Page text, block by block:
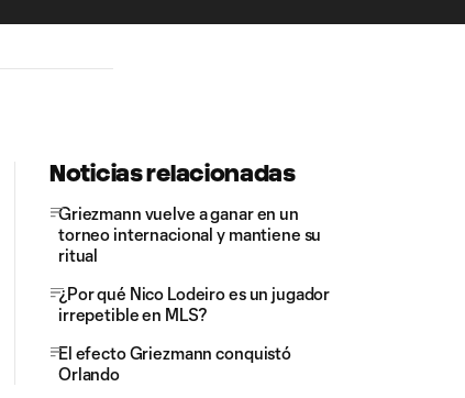
Noticias relacionadas
Griezmann vuelve a ganar en un
torneo internacional y mantiene su
ritual
¿Por qué Nico Lodeiro es un jugador
irrepetible en MLS?
El efecto Griezmann conquistó
Orlando